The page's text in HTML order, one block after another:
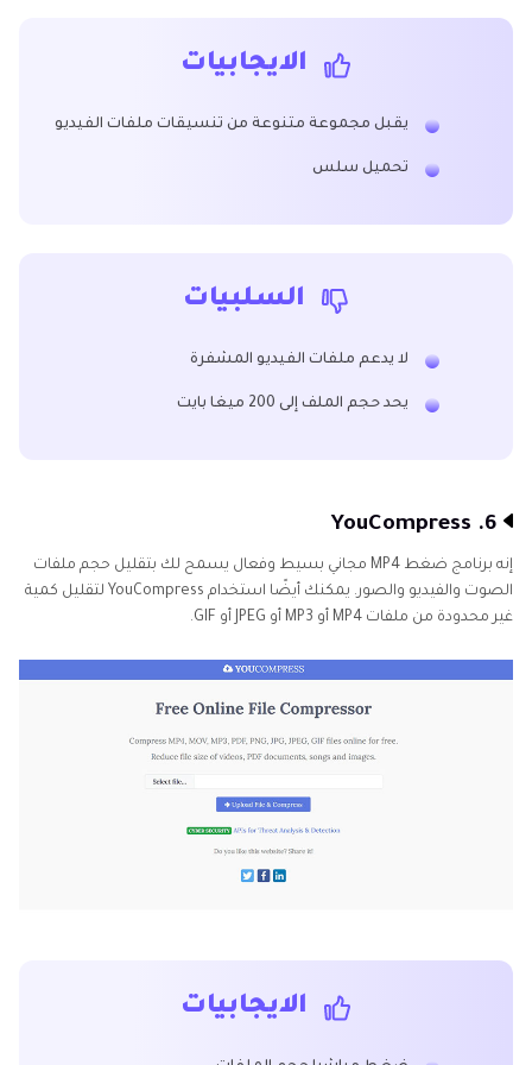
الايجابيات
يقبل مجموعة متنوعة من تنسيقات ملفات الفيديو
تحميل سلس
السلبيات
لا يدعم ملفات الفيديو المشفرة
يحد حجم الملف إلى 200 ميغا بايت
6. YouCompress
إنه برنامج ضغط MP4 مجاني بسيط وفعال يسمح لك بتقليل حجم ملفات
الصوت والفيديو والصور. يمكنك أيضًا استخدام YouCompress لتقليل كمية
غير محدودة من ملفات MP4 أو MP3 أو JPEG أو GIF.
الايجابيات